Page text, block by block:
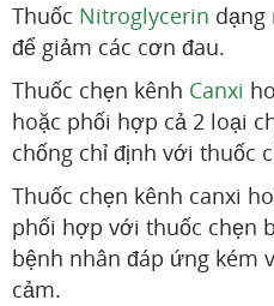
Thuốc Nitroglycerin dạng
để giảm các cơn đau.
Thuốc chẹn kênh Canxi
hoặc phối hợp cả 2 loại
chống chỉ định với thuốc
Thuốc chẹn kênh canxi
phối hợp với thuốc chẹn
bệnh nhân đáp ứng kém
cảm.